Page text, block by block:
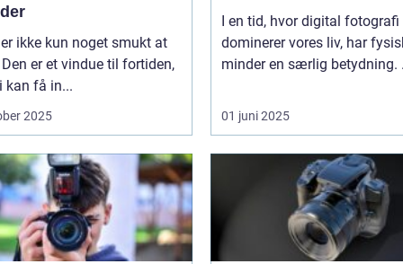
ikke kun noget smukt at
er et vindue til fortiden,
kan få in...
2025
I en tid, hvor digital fotografi
dominerer vores liv, har
minder en særlig betydning.
01 juni 2025